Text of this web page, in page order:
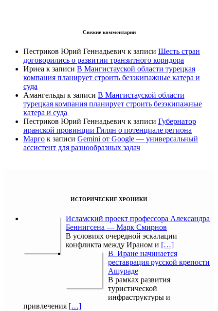
Свежие комментарии
Пестриков Юрий Геннадьевич к записи Шесть стран
договорились о развитии транзитного коридора
Ириеа к записи В Мангистауской области турецкая
компания планирует строить безэкипажные катера и
суда
Амангельды к записи В Мангистауской области
турецкая компания планирует строить безэкипажные
катера и суда
Пестриков Юрий Геннадьевич к записи Губернатор
иранской провинции Гилян о потенциале региона
Марго к записи Gemini от Google — универсальный
ассистент для разнообразных задач
ИСТОРИЧЕСКИЕ ХРОНИКИ
Исламский проект профессора Александра
Беннигсена — Марк Смирнов
В условиях очередной эскалации
конфликта между Ираном и […]
В Иране начинается
реставрация русской крепости
Ашураде
В рамках развития
туристической
инфраструктуры и
привлечения […]